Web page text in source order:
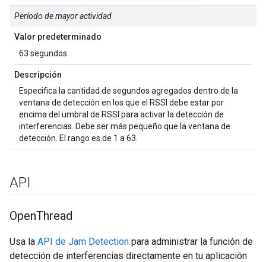
Período de mayor actividad
Valor predeterminado
63 segundos
Descripción
Especifica la cantidad de segundos agregados dentro de la
ventana de detección en los que el RSSI debe estar por
encima del umbral de RSSI para activar la detección de
interferencias. Debe ser más pequeño que la ventana de
detección. El rango es de 1 a 63.
API
OpenThread
Usa la API de Jam Detection para administrar la función de
detección de interferencias directamente en tu aplicación